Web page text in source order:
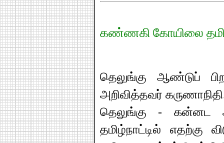
கண்ணகி கோயிலை
தெலுங்கு ஆண்டுப்
அறிவித்தவர்
தெலுங்கு - கன்னட
தமிழ்நாட்டில் எதற்கு